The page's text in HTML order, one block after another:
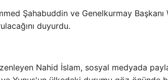
Şahabuddin ve Genelkurmay
duyurdu.
Nahid İslam, sosyal medyada